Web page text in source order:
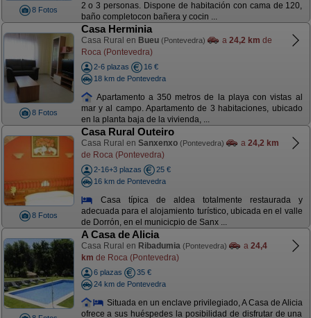
8 Fotos
2 o 3 personas. Dispone de habitación con cama de 120,
baño completocon bañera y cocin ...
8 Fotos
Casa Herminia
Casa Rural en Bueu (Pontevedra) a 24,2 km de
Roca (Pontevedra)
2-6 plazas
16 €
18 km de Pontevedra
Apartamento a 350 metros de la playa con vistas al
mar y al campo. Apartamento de 3 habitaciones, ubicado
en la planta baja de la vivienda, ...
8 Fotos
Casa Rural Outeiro
Casa Rural en Sanxenxo (Pontevedra) a 24,2 km
de Roca (Pontevedra)
2-16+3 plazas
25 €
16 km de Pontevedra
Casa típica de aldea totalmente restaurada y
adecuada para el alojamiento turístico, ubicada en el valle
de Dorrón, en el municicpio de Sanx ...
A Casa de Alicia
Casa Rural en Ribadumia (Pontevedra) a 24,4
km de Roca (Pontevedra)
6 plazas
35 €
24 km de Pontevedra
Situada en un enclave privilegiado, A Casa de Alicia
ofrece a sus huéspedes la posibilidad de disfrutar de una